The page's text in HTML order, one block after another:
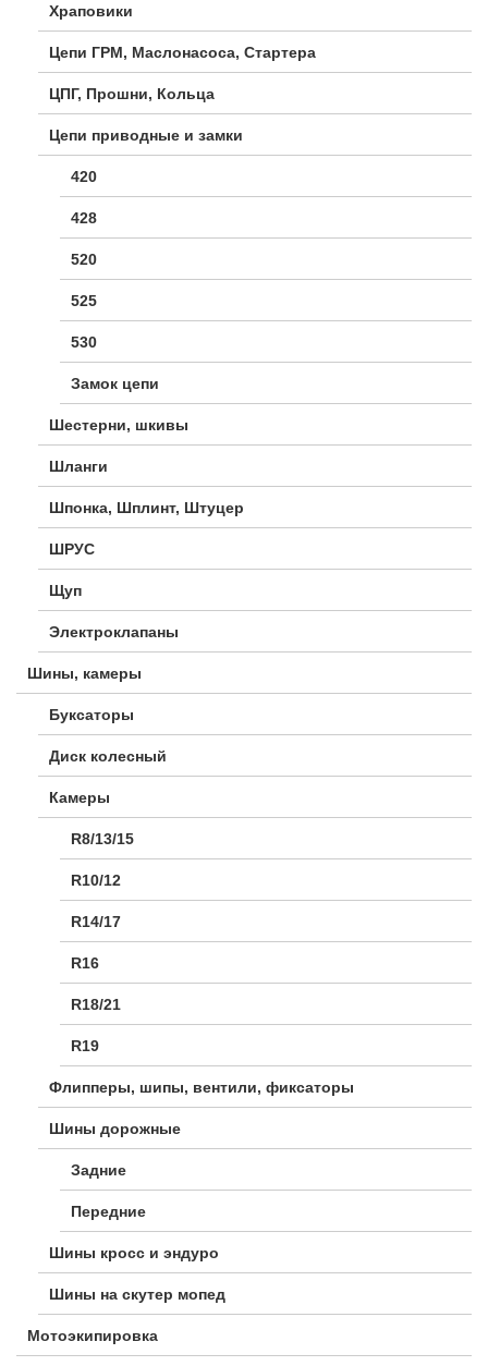
Храповики
Цепи ГРМ, Маслонасоса, Стартера
ЦПГ, Прошни, Кольца
Цепи приводные и замки
420
428
520
525
530
Замок цепи
Шестерни, шкивы
Шланги
Шпонка, Шплинт, Штуцер
ШРУС
Щуп
Электроклапаны
Шины, камеры
Буксаторы
Диск колесный
Камеры
R8/13/15
R10/12
R14/17
R16
R18/21
R19
Флипперы, шипы, вентили, фиксаторы
Шины дорожные
Задние
Передние
Шины кросс и эндуро
Шины на скутер мопед
Мотоэкипировка